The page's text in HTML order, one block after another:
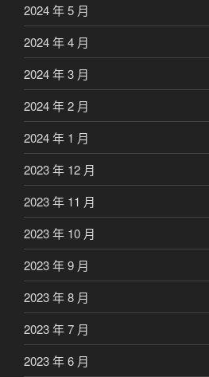
2024 年 5 月
2024 年 4 月
2024 年 3 月
2024 年 2 月
2024 年 1 月
2023 年 12 月
2023 年 11 月
2023 年 10 月
2023 年 9 月
2023 年 8 月
2023 年 7 月
2023 年 6 月